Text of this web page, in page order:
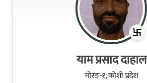
याम प्रसाद दाहाल
मोरङ-१, कोशी प्रदेश